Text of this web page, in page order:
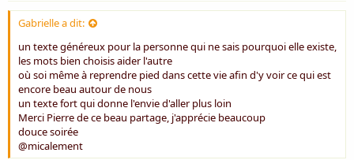
Gabrielle a dit:
un texte généreux pour la personne qui ne sais pourquoi elle existe,
les mots bien choisis aider l'autre
où soi même à reprendre pied dans cette vie afin d'y voir ce qui est
encore beau autour de nous
un texte fort qui donne l'envie d'aller plus loin
Merci Pierre de ce beau partage, j'apprécie beaucoup
douce soirée
@micalement